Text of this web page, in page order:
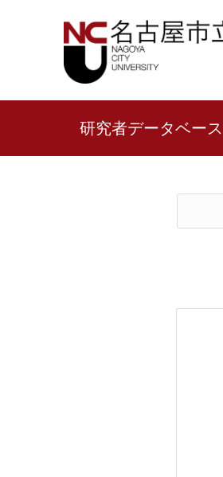
研究者データベース